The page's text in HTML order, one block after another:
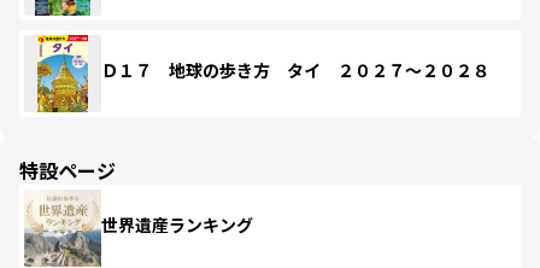
Ｄ１７ 地球の歩き方 タイ ２０２７～２０２８
特設ページ
世界遺産ランキング